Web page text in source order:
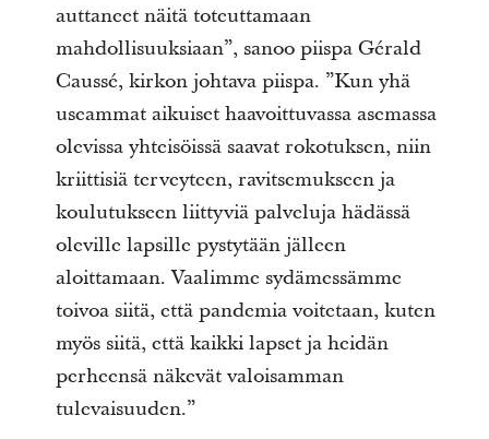
auttaneet näitä toteuttamaan
mahdollisuuksiaan”, sanoo piispa Gérald
Caussé, kirkon johtava piispa. ”Kun yhä
useammat aikuiset haavoittuvassa asemassa
olevissa yhteisöissä saavat rokotuksen, niin
kriittisiä terveyteen, ravitsemukseen ja
koulutukseen liittyviä palveluja hädässä
oleville lapsille pystytään jälleen
aloittamaan. Vaalimme sydämessämme
toivoa siitä, että pandemia voitetaan, kuten
myös siitä, että kaikki lapset ja heidän
perheensä näkevät valoisamman
tulevaisuuden.”